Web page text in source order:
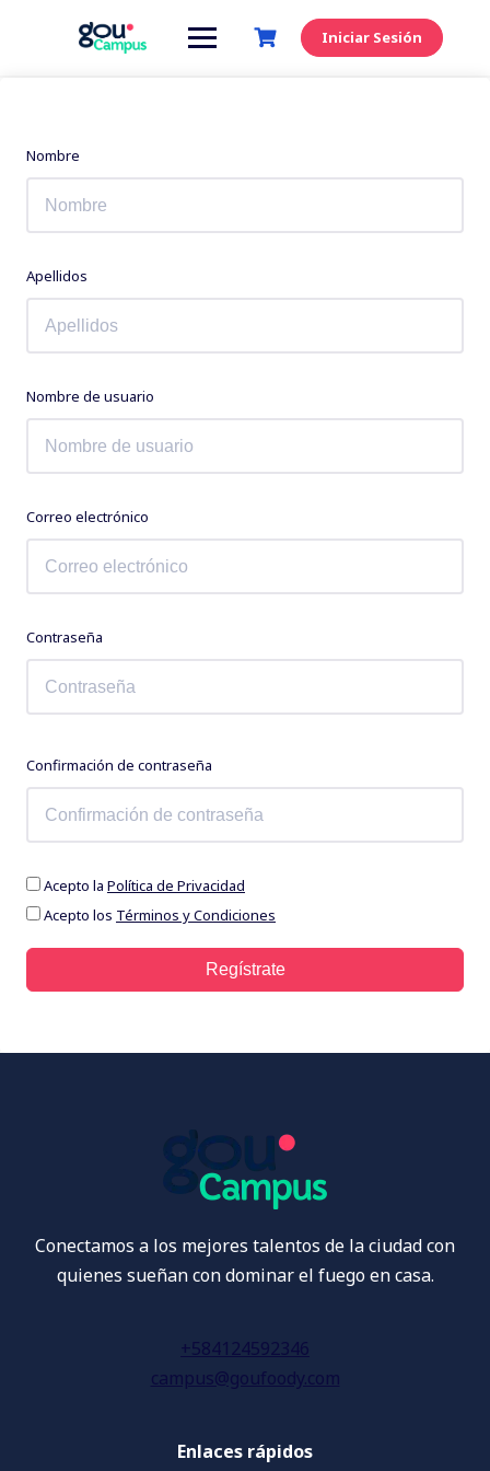
Iniciar Sesión
Nombre
Apellidos
Nombre de usuario
Correo electrónico
Contraseña
Confirmación de contraseña
Acepto la Política de Privacidad
Acepto los Términos y Condiciones
Regístrate
Conectamos a los mejores talentos de la ciudad con
quienes sueñan con dominar el fuego en casa.
+584124592346
campus@goufoody.com
Enlaces rápidos